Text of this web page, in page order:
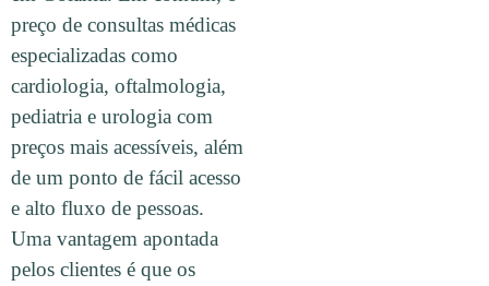
preço de consultas médicas
especializadas como
cardiologia, oftalmologia,
pediatria e urologia com
preços mais acessíveis, além
de um ponto de fácil acesso
e alto fluxo de pessoas.
Uma vantagem apontada
pelos clientes é que os